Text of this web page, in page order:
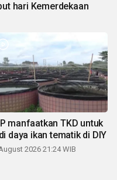
hari Kemerdekaan
manfaatkan TKD untuk
daya ikan tematik di DIY
2026 21:24 WIB